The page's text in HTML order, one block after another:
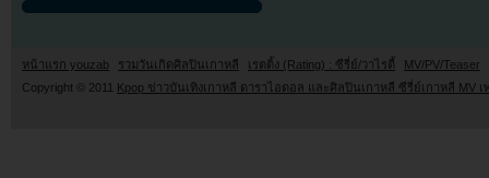
หน้าแรก youzab รวมวันเกิดศิลปินเกาหลี เรตติ้ง (Rating) : ซีรี่ย์/วาไรตี้
MV/PV/Teaser
Copyright © 2011
Kpop ข่าวบันเทิงเกาหลี ดาราไอดอล และศิลปินเกาหลี ซีรี่ย์เกาหลี MV